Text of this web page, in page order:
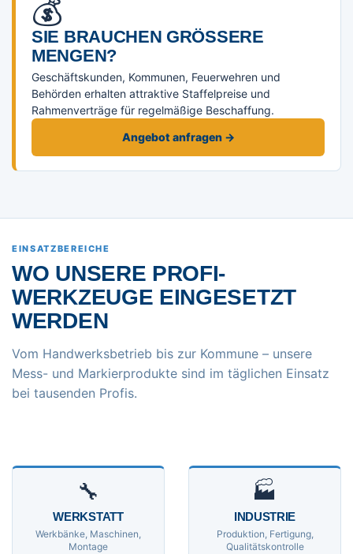
💰
SIE BRAUCHEN GRÖSSERE M
ENGEN?
Geschäftskunden, Kommunen, Feuerwehren und
Behörden erhalten attraktive Staffelpreise und
Rahmenverträge für regelmäßige Beschaffung.
Angebot anfragen →
EINSATZBEREICHE
WO UNSERE PROFI-
WERKZEUGE EINGESETZT
WERDEN
Vom Handwerksbetrieb bis zur Kommune – unsere
Mess- und Markierprodukte sind im täglichen Einsatz
bei tausenden Profis.
🔧
WERKSTATT
Werkbänke, Maschinen,
Montage
🏭
INDUSTRIE
Produktion, Fertigung,
Qualitätskontrolle